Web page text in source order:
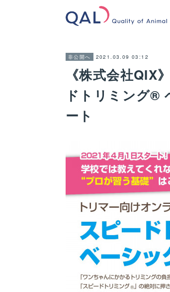
非公開へ 2021.03.09 03:12
《株式会社QIX
ドトリミング®
ート